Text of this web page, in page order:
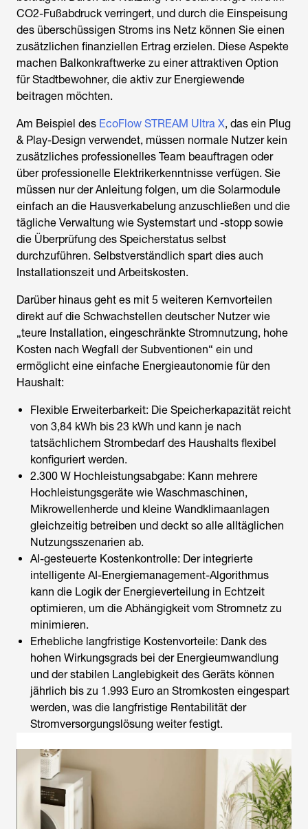
CO2-Fußabdruck verringert, und durch die Einspeisung
des überschüssigen Stroms ins Netz können Sie einen
zusätzlichen finanziellen Ertrag erzielen. Diese Aspekte
machen Balkonkraftwerke zu einer attraktiven Option
für Stadtbewohner, die aktiv zur Energiewende
beitragen möchten.
Am Beispiel des EcoFlow STREAM Ultra X, das ein Plug
& Play-Design verwendet, müssen normale Nutzer kein
zusätzliches professionelles Team beauftragen oder
über professionelle Elektrikerkenntnisse verfügen. Sie
müssen nur der Anleitung folgen, um die Solarmodule
einfach an die Hausverkabelung anzuschließen und die
tägliche Verwaltung wie Systemstart und -stopp sowie
die Überprüfung des Speicherstatus selbst
durchzuführen. Selbstverständlich spart dies auch
Installationszeit und Arbeitskosten.
Darüber hinaus geht es mit 5 weiteren Kernvorteilen
direkt auf die Schwachstellen deutscher Nutzer wie
„teure Installation, eingeschränkte Stromnutzung, hohe
Kosten nach Wegfall der Subventionen“ ein und
ermöglicht eine einfache Energieautonomie für den
Haushalt:
Flexible Erweiterbarkeit: Die Speicherkapazität reicht
von 3,84 kWh bis 23 kWh und kann je nach
tatsächlichem Strombedarf des Haushalts flexibel
konfiguriert werden.
2.300 W Hochleistungsabgabe: Kann mehrere
Hochleistungsgeräte wie Waschmaschinen,
Mikrowellenherde und kleine Wandklimaanlagen
gleichzeitig betreiben und deckt so alle alltäglichen
Nutzungsszenarien ab.
AI-gesteuerte Kostenkontrolle: Der integrierte
intelligente AI-Energiemanagement-Algorithmus
kann die Logik der Energieverteilung in Echtzeit
optimieren, um die Abhängigkeit vom Stromnetz zu
minimieren.
Erhebliche langfristige Kostenvorteile: Dank des
hohen Wirkungsgrads bei der Energieumwandlung
und der stabilen Langlebigkeit des Geräts können
jährlich bis zu 1.993 Euro an Stromkosten eingespart
werden, was die langfristige Rentabilität der
Stromversorgungslösung weiter festigt.